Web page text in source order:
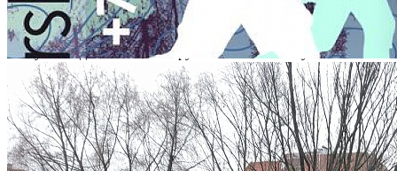
В соревнованиях приняли участие более 190 человек в
возрастных группах М, Д 10 - М, Ж 70+
По сумме 3 дней 3 место в группе Ж 12 заняла Гусева-
Соколова Полина (коллектив туристско-краеведческой
направленности «Вертикаль»).
Поздравляем Полину и ее педагога Заломину Н.А. с
успешным выступлением на соревнованиях и желаем
дальнейших побед!